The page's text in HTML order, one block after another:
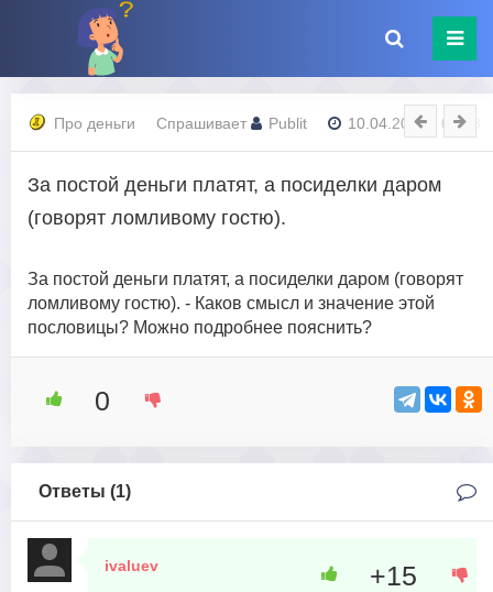
Про деньги Спрашивает Publit 10.04.2023 - 07:13
За постой деньги платят, а посиделки даром
(говорят ломливому гостю).
За постой деньги платят, а посиделки даром (говорят
ломливому гостю). - Каков смысл и значение этой
пословицы? Можно подробнее пояснить?
0
Ответы (1)
ivaluev
+15